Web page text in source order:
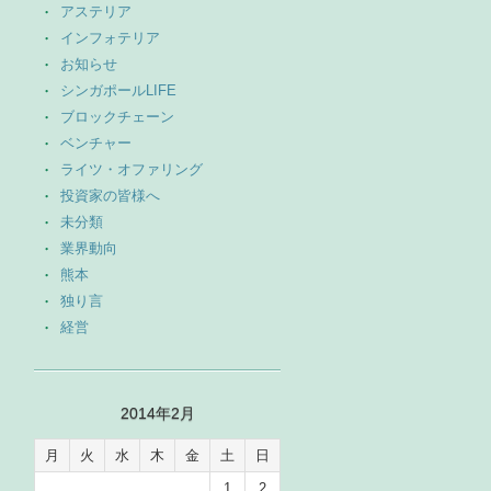
アステリア
インフォテリア
お知らせ
シンガポールLIFE
ブロックチェーン
ベンチャー
ライツ・オファリング
投資家の皆様へ
未分類
業界動向
熊本
独り言
経営
2014年2月
月 火 水 木 金 土
日